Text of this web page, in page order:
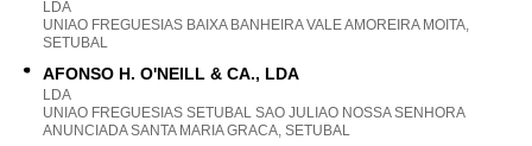
LDA
UNIAO FREGUESIAS BAIXA BANHEIRA VALE AMOREIRA MOITA,
SETUBAL
AFONSO H. O'NEILL & CA., LDA
LDA
UNIAO FREGUESIAS SETUBAL SAO JULIAO NOSSA SENHORA
ANUNCIADA SANTA MARIA GRACA, SETUBAL